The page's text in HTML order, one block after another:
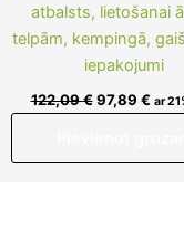
atbalsts, lietošanai
telpām, kempingā,
iepakojumi
122,09€ 97,89 € ar